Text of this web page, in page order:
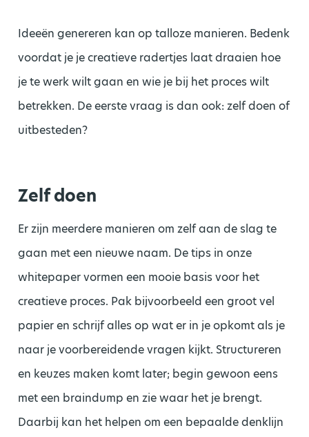
Ideeën genereren kan op talloze manieren. Bedenk
voordat je je creatieve radertjes laat draaien hoe
je te werk wilt gaan en wie je bij het proces wilt
betrekken. De eerste vraag is dan ook: zelf doen of
uitbesteden?
Zelf doen
Er zijn meerdere manieren om zelf aan de slag te
gaan met een nieuwe naam. De tips in onze
whitepaper vormen een mooie basis voor het
creatieve proces. Pak bijvoorbeeld een groot vel
papier en schrijf alles op wat er in je opkomt als je
naar je voorbereidende vragen kijkt. Structureren
en keuzes maken komt later; begin gewoon eens
met een braindump en zie waar het je brengt.
Daarbij kan het helpen om een bepaalde denklijn